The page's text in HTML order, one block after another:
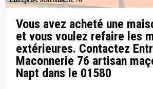
Vous avez acheté une
et vous voulez refaire les
extérieures. Contactez
Maconnerie 76 artisan
Napt dans le 01580